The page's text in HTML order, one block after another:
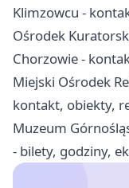
Klimzowcu -
Ośrodek
Chorzowie -
Miejski Ośrodek
kontakt, obiekty,
Muzeum
- bilety, godziny,